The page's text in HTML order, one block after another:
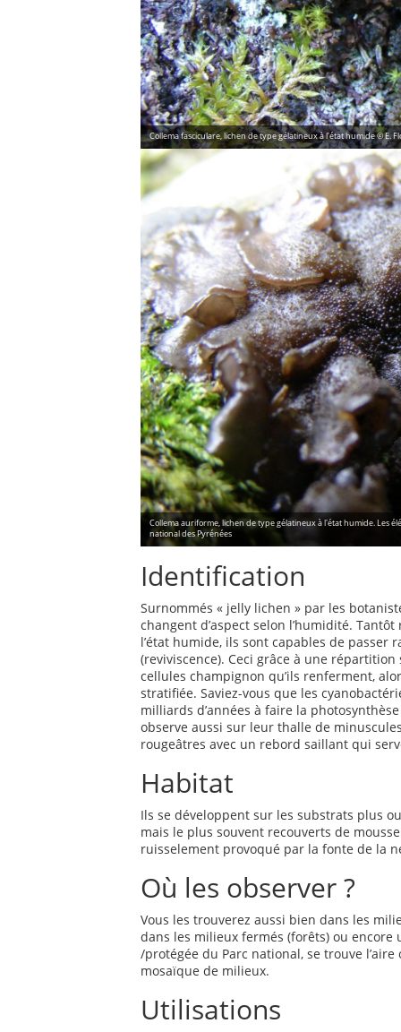
Collema fasciculare, lichen de type gélatineux à l'état humide © E.
Collema auriforme, lichen de type gélatineux à l'état humide. Les
national des Pyrénées
Identification
Surnommés « jelly lichen » par les
changent d’aspect selon l’humidité.
l’état humide, ils sont capables de
(reviviscence). Ceci grâce à une
cellules champignon qu’ils renferment,
stratifiée. Saviez-vous que les
milliards d’années à faire la
observe aussi sur leur thalle de
rougeâtres avec un rebord saillant qui
Habitat
Ils se développent sur les substrats plus
mais le plus souvent recouverts de
ruisselement provoqué par la fonte de la
Où les observer ?
Vous les trouverez aussi bien dans les
dans les milieux fermés (forêts) ou
/protégée du Parc national, se trouve
mosaïque de milieux.
Utilisations